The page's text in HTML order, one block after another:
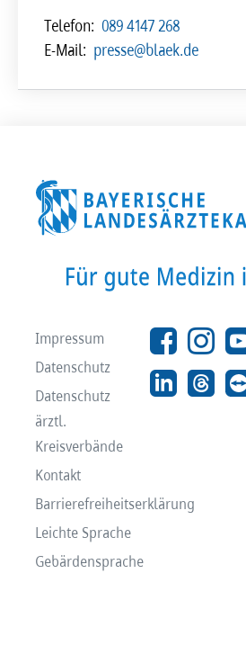
Telefon: 089 4147 268
E-Mail: presse@blaek.de
Impressum
Datenschutz
Datenschutz
ärztl.
Kreisverbände
Kontakt
Barrierefreiheitserklärung
Leichte Sprache
Gebärdensprache